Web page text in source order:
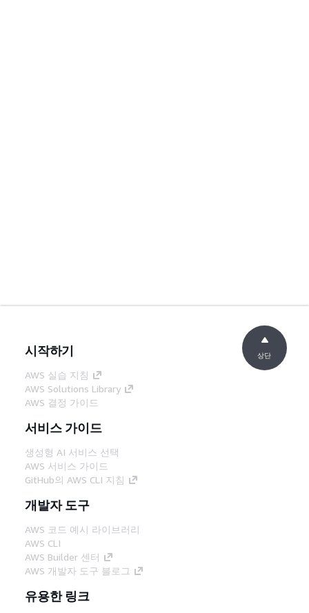
시작하기
AWS 실습 지침
AWS Solutions Library
AWS 결정 가이드
서비스 가이드
생성형 AI 서비스 선택
AWS 서비스 가이드
GitHub의 AWS CLI 지침
개발자 도구
AWS 코드 예시 라이브러리
AWS CLI
AWS Builder 센터
AWS 개발자 도구 블로그
유용한 링크
상단